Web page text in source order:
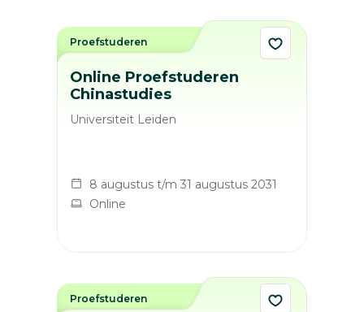
Online Proefstuderen
Chinastudies
Universiteit Leiden
8 augustus t/m 31 augustus 2031
Online
Proefstuderen
Proefstuderen